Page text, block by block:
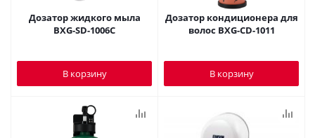
Дозатор жидкого мыла
BXG-SD-1006C
В корзину
Дозатор кондиционера для
волос BXG-СD-1011
В корзину